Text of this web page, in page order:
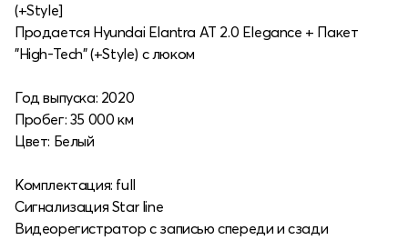
(+Style]
Продается Hyundai Elantra AT 2.0 Elegance + Пакет
"High-Tech" (+Style) с люком
Год выпуска: 2020
Пробег: 35 000 км
Цвет: Белый
Комплектация: full
Сигнализация Star line
Видеорегистратор с записью спереди и сзади